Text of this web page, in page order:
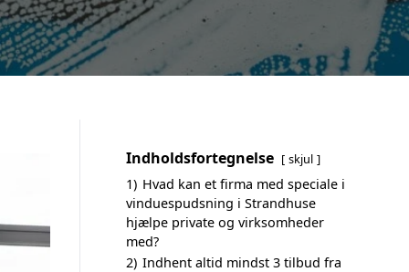
Indholdsfortegnelse skjul
1) Hvad kan et firma med speciale i
vinduespudsning i Strandhuse
hjælpe private og virksomheder
med?
2) Indhent altid mindst 3 tilbud fra